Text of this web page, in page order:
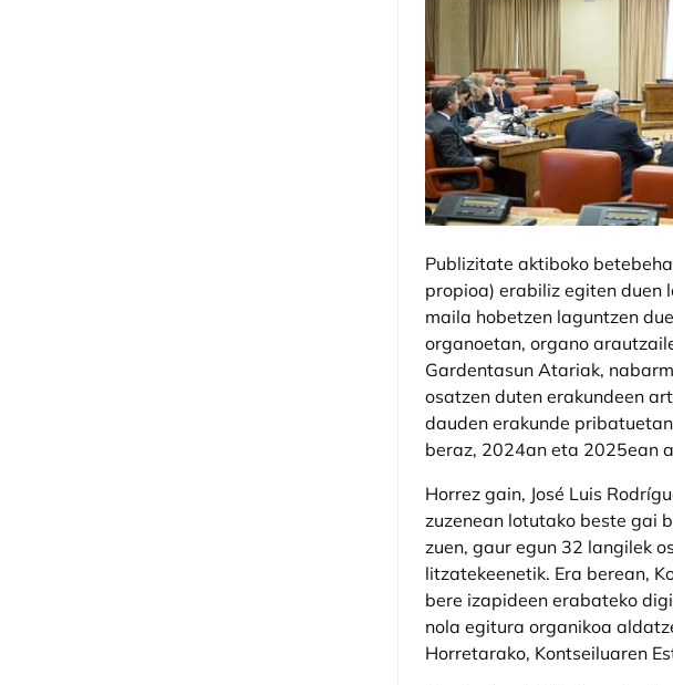
Publizitate aktiboko
propioa) erabiliz egiten duen
maila hobetzen laguntzen
organoetan, organo
Gardentasun Atariak,
osatzen duten erakundeen
dauden erakunde
beraz, 2024an eta 2025ean
Horrez gain, José Luis
zuzenean lotutako beste gai
zuen, gaur egun 32 langilek
litzatekeenetik. Era berean,
bere izapideen erabateko
nola egitura organikoa
Horretarako, Kontseiluaren